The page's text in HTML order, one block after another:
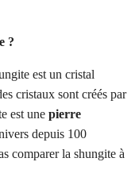
?
est un cristal
cristaux sont créés par
est une pierre
depuis 100
comparer la shungite à